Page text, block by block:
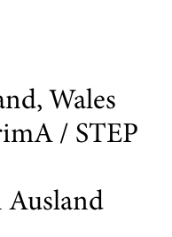
Wales
/ STEP
Ausland